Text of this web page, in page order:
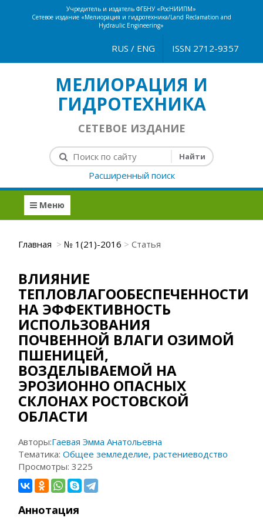
Учредитель и издатель ФГБНУ «РосНИИПМ»
Сетевое издание «Мелиорация и гидротехника/Land Reclamation and
Hydraulic Engineering»
ISSN 2712-9357
RUS / ENG
МЕЛИОРАЦИЯ И
ГИДРОТЕХНИКА
СЕТЕВОЕ ИЗДАНИЕ
Расширенный поиск
Меню
Главная № 1(21)-2016 Статья
ВЛИЯНИЕ
ТЕПЛОВЛАГООБЕСПЕЧЕННОСТИ
НА ЭФФЕКТИВНОСТЬ
ИСПОЛЬЗОВАНИЯ
ПОЧВЕННОЙ ВЛАГИ ОЗИМОЙ
ПШЕНИЦЕЙ,
ВОЗДЕЛЫВАЕМОЙ НА
ЭРОЗИОННО ОПАСНЫХ
СКЛОНАХ РОСТОВСКОЙ
ОБЛАСТИ
Авторы:Гаевая Эмма Анатольевна
Тематика:Общее земледелие, растениеводство
Просмотры:3225
Аннотация